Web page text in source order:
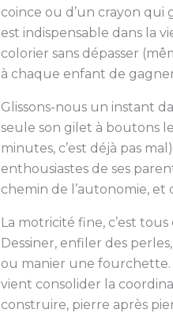
coince ou d’un crayon
est indispensable dans la
colorier sans dépasser
à chaque enfant de
Glissons-nous un instant
seule son gilet à boutons
minutes, c’est déjà pas
enthousiastes de ses
chemin de l’autonomie, et
La motricité fine, c’est
Dessiner, enfiler des
ou manier une
vient consolider la
construire, pierre après